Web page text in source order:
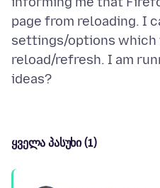
page from reloading. I
settings/options
reload/refresh. I am
ყველა პასუხი (1)